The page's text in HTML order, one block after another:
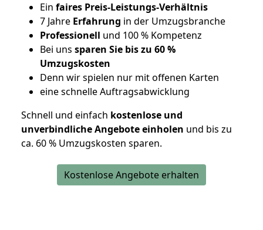
Ein faires Preis-Leistungs-Verhältnis
7 Jahre Erfahrung in der Umzugsbranche
Professionell und 100 % Kompetenz
Bei uns sparen Sie bis zu 60 %
Umzugskosten
Denn wir spielen nur mit offenen Karten
eine schnelle Auftragsabwicklung
Schnell und einfach kostenlose und
unverbindliche Angebote einholen und bis zu
ca. 60 % Umzugskosten sparen.
Kostenlose Angebote erhalten